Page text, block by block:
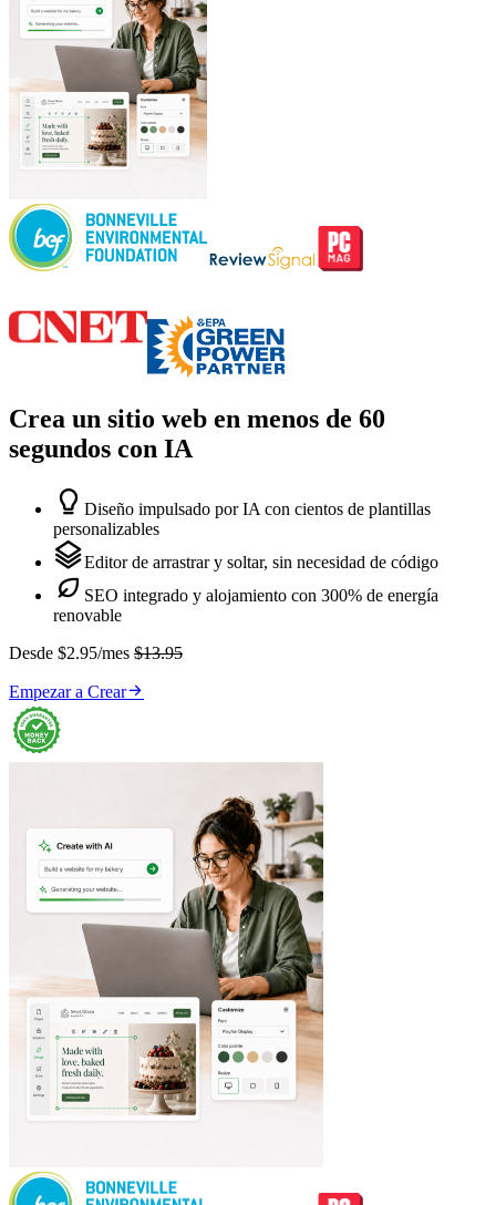
Crea un sitio web en menos de 60
segundos con IA
 Diseño impulsado por IA con cientos de plantillas
personalizables
Editor de arrastrar y soltar, sin necesidad de código
 SEO integrado y alojamiento con 300% de energía
renovable
Desde $2.95/mes $13.95
Empezar a Crear